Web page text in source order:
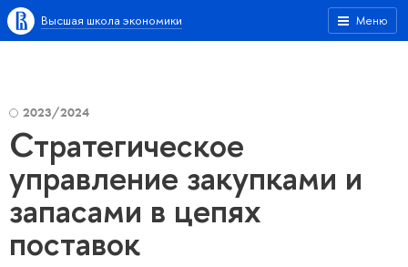
Меню
Высшая школа экономики
2023/2024
Стратегическое
управление закупками и
запасами в цепях
поставок